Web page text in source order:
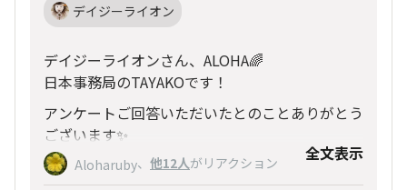
デイジーライオン
デイジーライオンさん、ALOHA🌈
日本事務局のTAYAKOです！
アンケートご回答いただいたとのことありがとう
ございます✨
皆さんのご意見をどこまで反映できるかは、今後
の調整次第のところもあり、お約束できないこと
Aloharuby、 他12人がリアクション 全文表示